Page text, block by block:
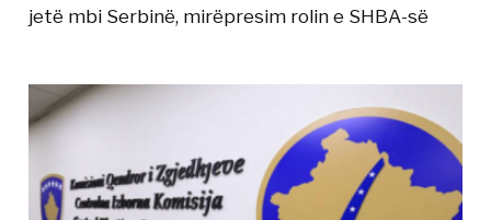
jetë mbi Serbinë, mirëpresim rolin e SHBA-së